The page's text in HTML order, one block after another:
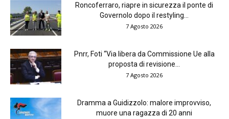
Roncoferraro, riapre in sicurezza il ponte di
Governolo dopo il restyling...
7 Agosto 2026
Pnrr, Foti “Via libera da Commissione Ue alla
proposta di revisione...
7 Agosto 2026
Dramma a Guidizzolo: malore improvviso,
muore una ragazza di 20 anni